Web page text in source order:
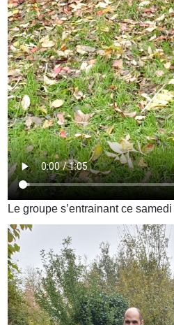
Le groupe s’entrainant ce